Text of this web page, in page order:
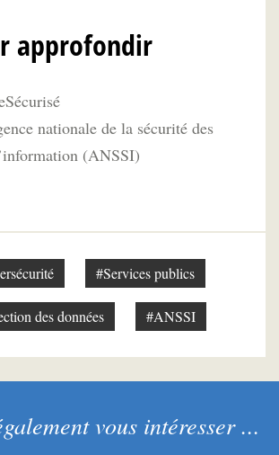
approfondir
nationale de la sécurité des
(ANSSI)
#Services publics
des données #ANSSI
vous intéresser ...